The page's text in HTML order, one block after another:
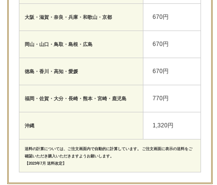
大阪・滋賀・奈良・兵庫・和歌山・京都 670円
岡山・山口・鳥取・島根・広島 670円
徳島・香川・高知・愛媛 670円
福岡・佐賀・大分・長崎・熊本・宮崎・鹿児島 770円
沖縄 1,320円
送料の計算については、ご注文画面内で自動的に計算しています。 ご注文画面に表示の送料をご
確認いただき購入いただきますようお願いします。
【2023年7月 送料改定】